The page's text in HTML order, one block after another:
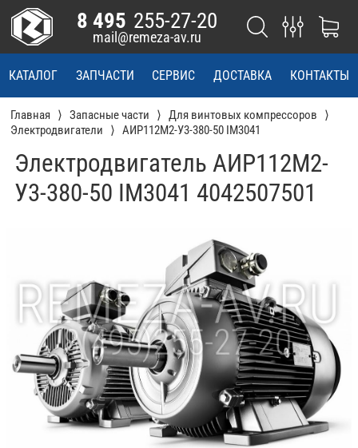
КАТАЛОГ ЗАПЧАСТИ СЕРВИС ДОСТАВКА КОНТАКТЫ
8 495 255-27-20
mail@remeza-av.ru
Главная Запасные части
Для винтовых компрессоров
Электродвигатели
АИР112М2-У3-380-50 IM3041
Электродвигатель АИР112М2-
У3-380-50 IM3041 4042507501